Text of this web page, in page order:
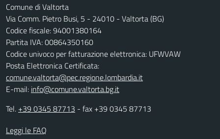
Comune di Valtorta
Via Comm. Pietro Busi, 5 - 24010 - Valtorta (BG)
Codice fiscale: 94001380164
Partita IVA: 00864350160
Codice univoco per fatturazione elettronica: UFWVAW
Posta Elettronica Certificata:
comune.valtorta@pec.regione.lombardia.it
E-mail: info@comune.valtorta.bg.it
Tel. +39 0345 87713 - fax +39 0345 87713
Leggi le FAQ